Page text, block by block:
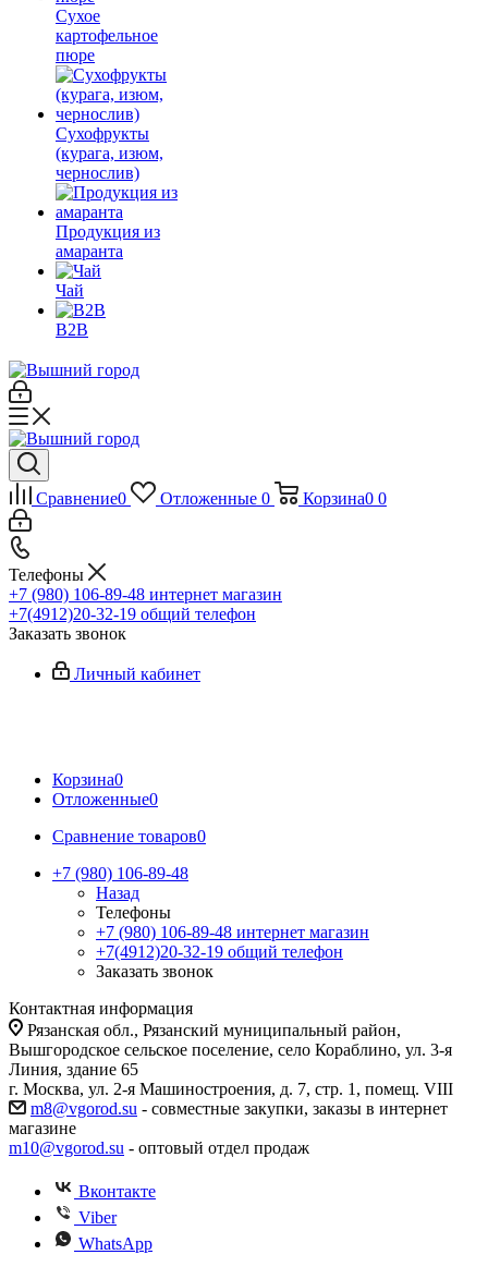
Сухое
картофельное
пюре
Сухофрукты
(курага, изюм,
чернослив)
Продукция из
амаранта
Чай
B2B
Сравнение0 Отложенные 0 Корзина0 0
Телефоны
+7 (980) 106-89-48 интернет магазин
+7(4912)20-32-19 общий телефон
Заказать звонок
Личный кабинет
Корзина0
Отложенные0
Сравнение товаров0
+7 (980) 106-89-48
Назад
Телефоны
+7 (980) 106-89-48 интернет магазин
+7(4912)20-32-19 общий телефон
Заказать звонок
Контактная информация
Рязанская обл., Рязанский муниципальный район,
Вышгородское сельское поселение, село Кораблино, ул. 3-я
Линия, здание 65
г. Москва, ул. 2-я Машиностроения, д. 7, стр. 1, помещ. VIII
m8@vgorod.su - совместные закупки, заказы в интернет
магазине
m10@vgorod.su - оптовый отдел продаж
Вконтакте
Viber
WhatsApp